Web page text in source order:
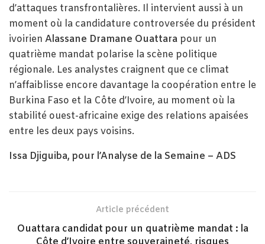
d’attaques transfrontalières. Il intervient aussi à un
moment où la candidature controversée du président
ivoirien Alassane Dramane Ouattara pour un
quatrième mandat polarise la scène politique
régionale. Les analystes craignent que ce climat
n’affaiblisse encore davantage la coopération entre le
Burkina Faso et la Côte d’Ivoire, au moment où la
stabilité ouest-africaine exige des relations apaisées
entre les deux pays voisins.
Issa Djiguiba, pour l’Analyse de la Semaine – ADS
Article précédent
Ouattara candidat pour un quatrième mandat : la